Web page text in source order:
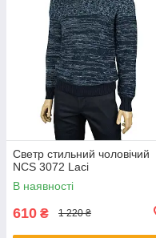
Светр стильний чоловічий
NCS 3072 Laci
В наявності
610 ₴ 1 220 ₴